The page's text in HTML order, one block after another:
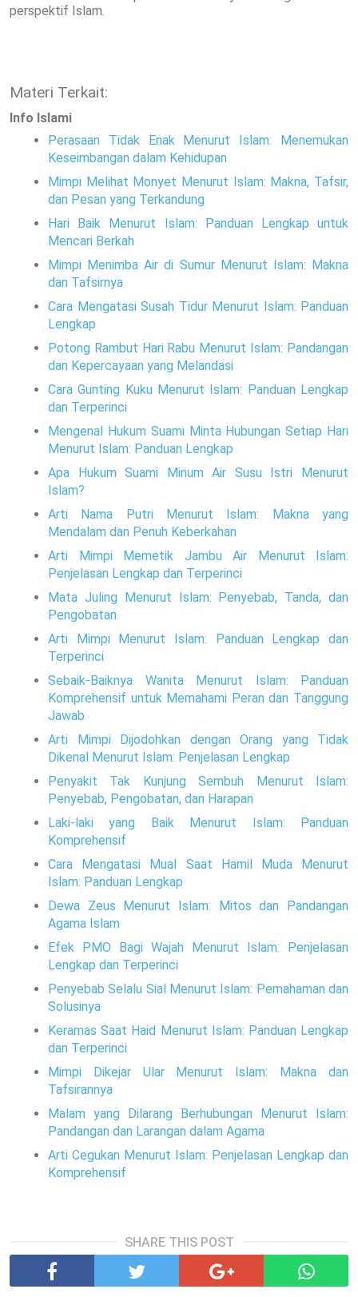
perspektif Islam.
Materi Terkait:
Info Islami
Perasaan Tidak Enak Menurut Islam: Menemukan
Keseimbangan dalam Kehidupan
Mimpi Melihat Monyet Menurut Islam: Makna, Tafsir,
dan Pesan yang Terkandung
Hari Baik Menurut Islam: Panduan Lengkap untuk
Mencari Berkah
Mimpi Menimba Air di Sumur Menurut Islam: Makna
dan Tafsirnya
Cara Mengatasi Susah Tidur Menurut Islam: Panduan
Lengkap
Potong Rambut Hari Rabu Menurut Islam: Pandangan
dan Kepercayaan yang Melandasi
Cara Gunting Kuku Menurut Islam: Panduan Lengkap
dan Terperinci
Mengenal Hukum Suami Minta Hubungan Setiap Hari
Menurut Islam: Panduan Lengkap
Apa Hukum Suami Minum Air Susu Istri Menurut
Islam?
Arti Nama Putri Menurut Islam: Makna yang
Mendalam dan Penuh Keberkahan
Arti Mimpi Memetik Jambu Air Menurut Islam:
Penjelasan Lengkap dan Terperinci
Mata Juling Menurut Islam: Penyebab, Tanda, dan
Pengobatan
Arti Mimpi Menurut Islam: Panduan Lengkap dan
Terperinci
Sebaik-Baiknya Wanita Menurut Islam: Panduan
Komprehensif untuk Memahami Peran dan Tanggung
Jawab
Arti Mimpi Dijodohkan dengan Orang yang Tidak
Dikenal Menurut Islam: Penjelasan Lengkap
Penyakit Tak Kunjung Sembuh Menurut Islam:
Penyebab, Pengobatan, dan Harapan
Laki-laki yang Baik Menurut Islam: Panduan
Komprehensif
Cara Mengatasi Mual Saat Hamil Muda Menurut
Islam: Panduan Lengkap
Dewa Zeus Menurut Islam: Mitos dan Pandangan
Agama Islam
Efek PMO Bagi Wajah Menurut Islam: Penjelasan
Lengkap dan Terperinci
Penyebab Selalu Sial Menurut Islam: Pemahaman dan
Solusinya
Keramas Saat Haid Menurut Islam: Panduan Lengkap
dan Terperinci
Mimpi Dikejar Ular Menurut Islam: Makna dan
Tafsirannya
Malam yang Dilarang Berhubungan Menurut Islam:
Pandangan dan Larangan dalam Agama
Arti Cegukan Menurut Islam: Penjelasan Lengkap dan
Komprehensif
SHARE THIS POST